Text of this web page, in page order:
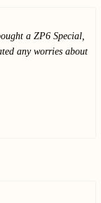
a ZP6 Special,
any worries about